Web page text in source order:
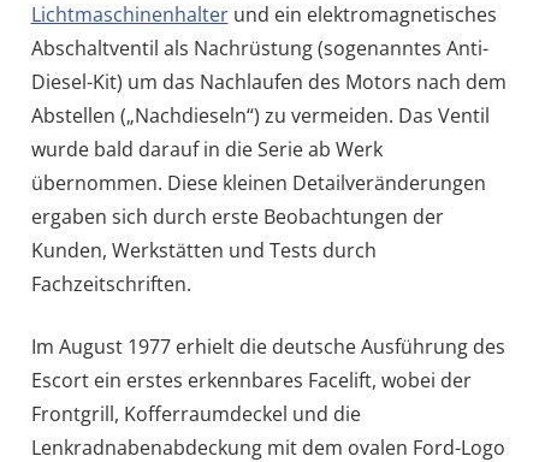
Lichtmaschinenhalterund ein elektromagnetisches
Abschaltventil als Nachrüstung (sogenanntes Anti-
Diesel-Kit) um das Nachlaufen des Motors nach dem
Abstellen („Nachdieseln“) zu vermeiden. Das Ventil
wurde bald darauf in die Serie ab Werk
übernommen. Diese kleinen Detailveränderungen
ergaben sich durch erste Beobachtungen der
Kunden, Werkstätten und Tests durch
Fachzeitschriften.
Im August 1977 erhielt die deutsche Ausführung des
Escort ein erstes erkennbares Facelift, wobei der
Frontgrill, Kofferraumdeckel und die
Lenkradnabenabdeckung mit dem ovalen Ford-Logo